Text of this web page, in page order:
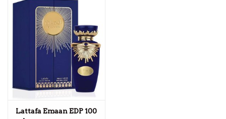
Lattafa Emaan EDP 100